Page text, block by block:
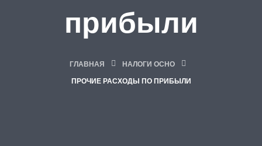
прибыли
ГЛАВНАЯ НАЛОГИ ОСНО
ПРОЧИЕ РАСХОДЫ ПО ПРИБЫЛИ